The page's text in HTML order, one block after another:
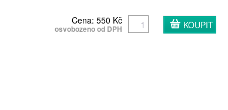
Cena: 550 Kč
osvobozeno od DPH